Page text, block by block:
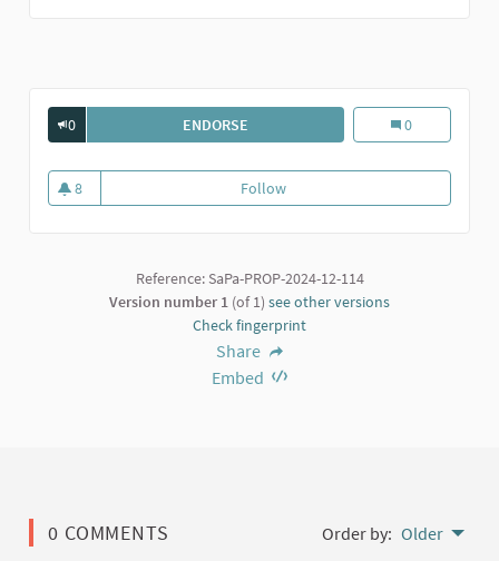
0 ENDORSE MUSEO DEL PO, MUSEOMuseo del Po,
0
8
8 followers
FollowMuseo del Po, museo
Reference: SaPa-PROP-2024-12-114
Version number 1 (of 1) see other versions
Check fingerprint
Share
Embed
0 COMMENTS Order by: Older